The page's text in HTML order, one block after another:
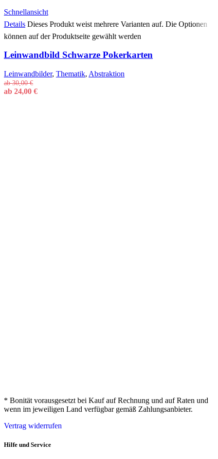
Schnellansicht
Details Dieses Produkt weist mehrere Varianten auf. Die Optionen
können auf der Produktseite gewählt werden
Leinwandbild Schwarze Pokerkarten
Leinwandbilder, Thematik, Abstraktion
ab30,00€
ab 24,00 €
* Bonität vorausgesetzt bei Kauf auf Rechnung und auf Raten und
wenn im jeweiligen Land verfügbar gemäß Zahlungsanbieter.
Vertrag widerrufen
Hilfe und Service